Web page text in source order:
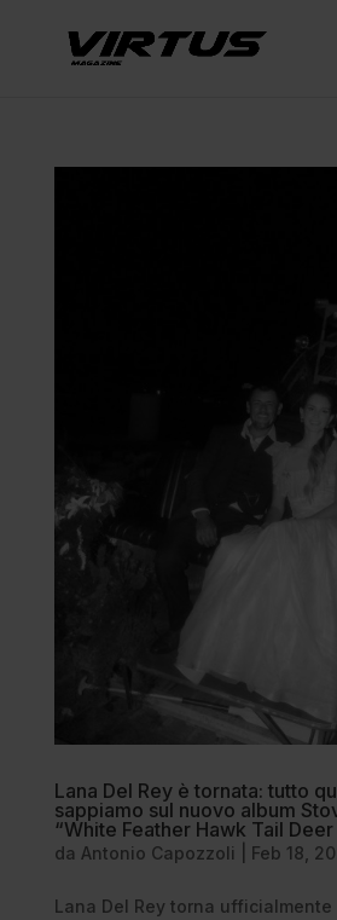
Lana Del Rey è tornata: tutto
sappiamo sul nuovo album
“White Feather Hawk Tail Deer
da Antonio Capozzoli Feb 18,
Lana Del Rey torna